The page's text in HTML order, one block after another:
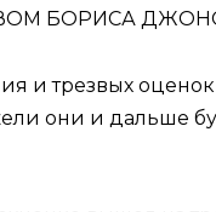
БОРИСА
и трезвых оценок
они и дальше